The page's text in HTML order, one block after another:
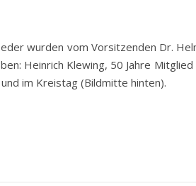
wurden vom Vorsitzenden Dr.
Heinrich Klewing, 50 Jahre
im Kreistag (Bildmitte hinten).